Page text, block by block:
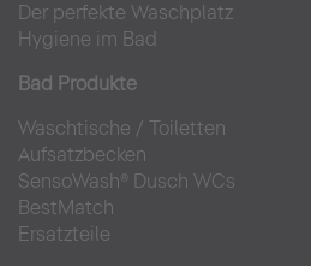
Der perfekte Waschplatz
Hygiene im Bad
Bad Produkte
Waschtische / Toiletten
Aufsatzbecken
SensoWash® Dusch WCs
BestMatch
Ersatzteile